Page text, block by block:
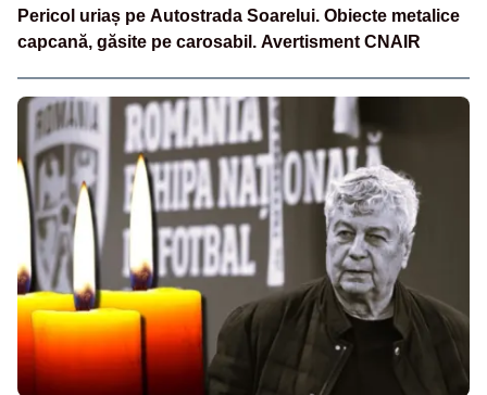
Pericol uriaș pe Autostrada Soarelui. Obiecte metalice
capcană, găsite pe carosabil. Avertisment CNAIR